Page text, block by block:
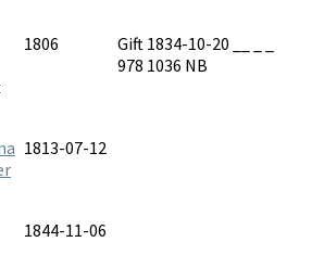
1806
Gift 1834-10-20 __ _ _
978 1036 NB
1813-07-12
1844-11-06